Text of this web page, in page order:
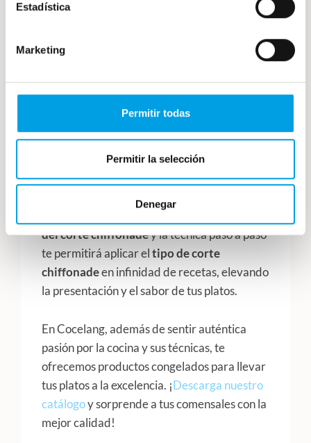
Estadística
Marketing
Permitir todas
Permitir la selección
Denegar
Seca bien
anchura uniforme de unos 2 mm para
Practica con hierbas variadas
Empieza con albahaca y pasa a
lechugas más grandes, adaptando la
técnica a cada plato.
, las
del corte chiffonadey la técnica paso a paso
te permitirá aplicar eltipo de corte
chiffonadeen infinidad de recetas, elevando
la presentación y el sabor de tus platos.
En Cocelang, además de sentir auténtica
pasión por la cocina y sus técnicas, te
ofrecemos productos congelados para llevar
tus platos a la excelencia. ¡Descarga nuestro
catálogoy sorprende a tus comensales con la
mejor calidad!